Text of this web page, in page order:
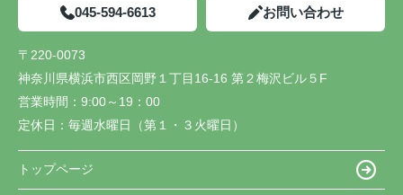
045-594-6613 お問い合わせ
〒220-0073
神奈川県横浜市西区岡野１丁目16-16 第２梅沢ビル５F
営業時間： 9:00～19：00
定休日： 毎週水曜日（第１・３火曜日）
トップページ